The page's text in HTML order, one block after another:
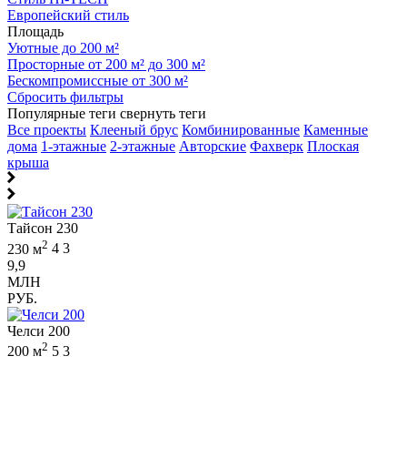
Европейский стиль
Площадь
Уютные до 200 м²
Просторные от 200 м² до 300 м²
Бескомпромиссные от 300 м²
Сбросить фильтры
Популярные теги свернуть теги
Все проекты Клееный брус Комбинированные Каменные
дома 1-этажные 2-этажные Авторские Фахверк Плоская
крыша
Тайсон 230
230 м2 4 3
9,9
МЛН
РУБ.
Челси 200
200 м2 5 3